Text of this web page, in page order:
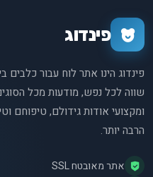
פינדוג
פינדוג הינו אתר לוח עבור
שווה לכל נפש, מודעות מכל
ומקצועי אודות גידולם, טיפוחם
הרבה יותר.
אתר מאובטח SSL